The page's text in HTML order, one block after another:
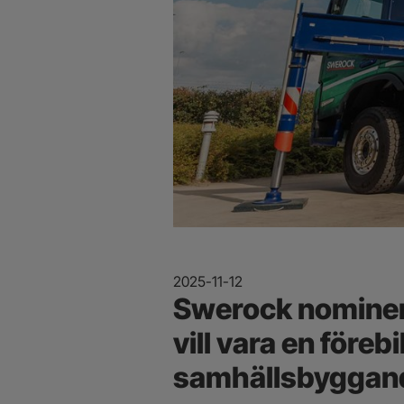
2025-11-12
Swerock
vill vara en